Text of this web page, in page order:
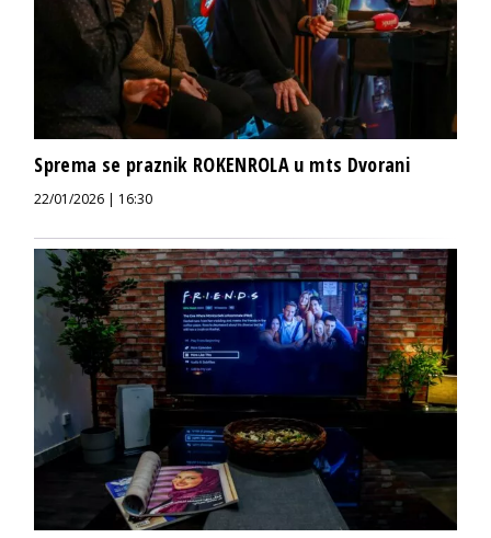
Sprema se praznik ROKENROLA u mts Dvorani
22/01/2026 | 16:30